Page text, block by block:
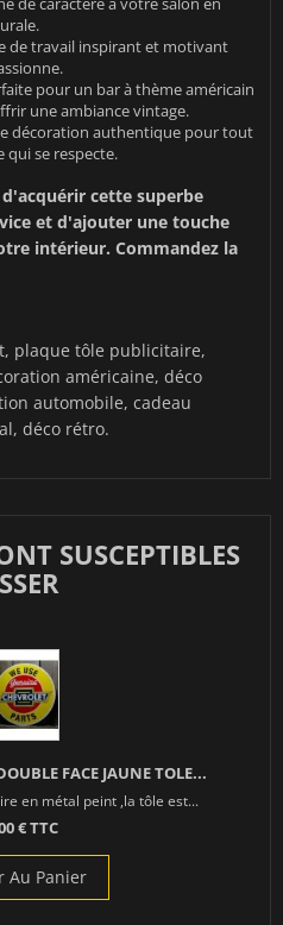
de travail inspirant et motivant
pour un bar à thème américain
une ambiance vintage.
décoration authentique pour tout
se respecte.
cette superbe
et d'ajouter une touche
intérieur. Commandez la
plaque tôle publicitaire,
américaine, déco
automobile, cadeau
déco rétro.
SUSCEPTIBLES
FACE JAUNE TOLE...
en métal peint ,la tôle est...
€ TTC
Au Panier